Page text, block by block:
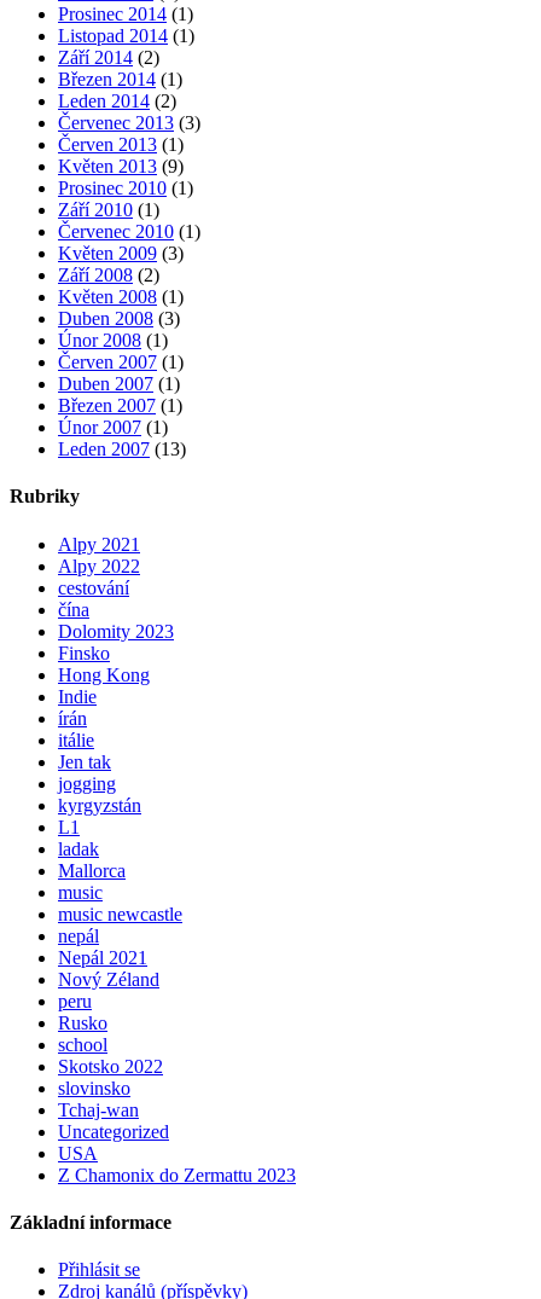
Prosinec 2014 (1)
Listopad 2014 (1)
Září 2014 (2)
Březen 2014 (1)
Leden 2014 (2)
Červenec 2013 (3)
Červen 2013 (1)
Květen 2013 (9)
Prosinec 2010 (1)
Září 2010 (1)
Červenec 2010 (1)
Květen 2009 (3)
Září 2008 (2)
Květen 2008 (1)
Duben 2008 (3)
Únor 2008 (1)
Červen 2007 (1)
Duben 2007 (1)
Březen 2007 (1)
Únor 2007 (1)
Leden 2007 (13)
Rubriky
Alpy 2021
Alpy 2022
cestování
čína
Dolomity 2023
Finsko
Hong Kong
Indie
írán
itálie
Jen tak
jogging
kyrgyzstán
L1
ladak
Mallorca
music
music newcastle
nepál
Nepál 2021
Nový Zéland
peru
Rusko
school
Skotsko 2022
slovinsko
Tchaj-wan
Uncategorized
USA
Z Chamonix do Zermattu 2023
Základní informace
Přihlásit se
Zdroj kanálů (příspěvky)